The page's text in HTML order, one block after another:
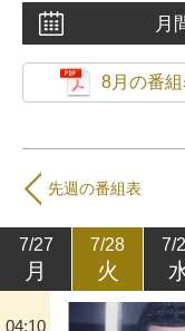
月
8月の番組
先週の番組表
7/27
月
7/28
火
7/
04:10